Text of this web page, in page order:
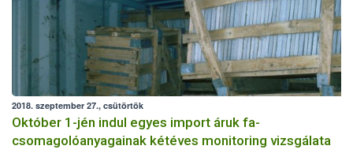
2018. szeptember 27., csütörtök
Október 1-jén indul egyes import áruk fa-
csomagolóanyagainak kétéves monitoring vizsgálata